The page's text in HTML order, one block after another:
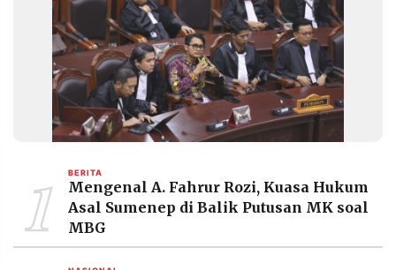
1 BERITA
Mengenal A. Fahrur Rozi, Kuasa Hukum
Asal Sumenep di Balik Putusan MK soal
MBG